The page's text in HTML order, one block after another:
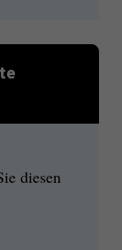
diesen